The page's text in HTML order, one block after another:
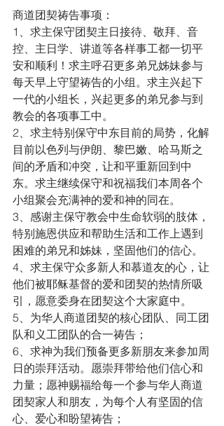
商道团契祷告事项：
1、求主保守团契主日接待、敬拜、音
控、主日学、讲道等各样事工都一切平
安和顺利！求主呼召更多弟兄姊妹参与
每天早上守望祷告的小组。求主兴起下
一代的小组长，兴起更多的弟兄参与到
教会的各项事工中。
2、求主特别保守中东目前的局势，化解
目前以色列与伊朗、黎巴嫩、哈马斯之
间的矛盾和冲突，让和平重新回到中
东。求主继续保守和祝福我们本周各个
小组聚会充满神的爱和神的同在。
3、感谢主保守教会中生命软弱的肢体，
特别施恩供应和帮助生活和工作上遇到
困难的弟兄和姊妹，坚固他们的信心。
4、求主保守众多新人和慕道友的心，让
他们被耶稣基督的爱和团契的热情所吸
引，愿意委身在团契这个大家庭中。
5、为华人商道团契的核心团队、同工团
队和义工团队的合一祷告；
6、求神为我们预备更多新朋友来参加周
日的崇拜活动。愿崇拜带给他们信心和
力量；愿神赐福给每一个参与华人商道
团契家人和朋友，为每个人有坚固的信
心、爱心和盼望祷告；